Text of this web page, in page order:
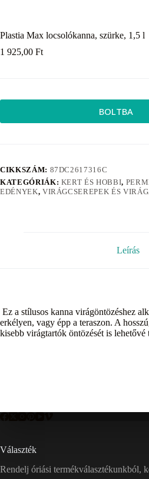
Plastia Max locsolókanna, szürke, 1,5 l
1 925,00 Ft
BOLTBA
CIKKSZÁM: 87DC2617316C
KATEGÓRIÁK: KERT ÉS HOBBI,
EDÉNYEK, VIRÁGCSEREPEK ÉS
Leírás
Ez a stílusos kanna virágöntözéshez
erkélyen, vagy épp a teraszon. A
kisebb virágtartók öntözését is lehetővé
Választék
Rendelj óriási termékválasztékunkból,